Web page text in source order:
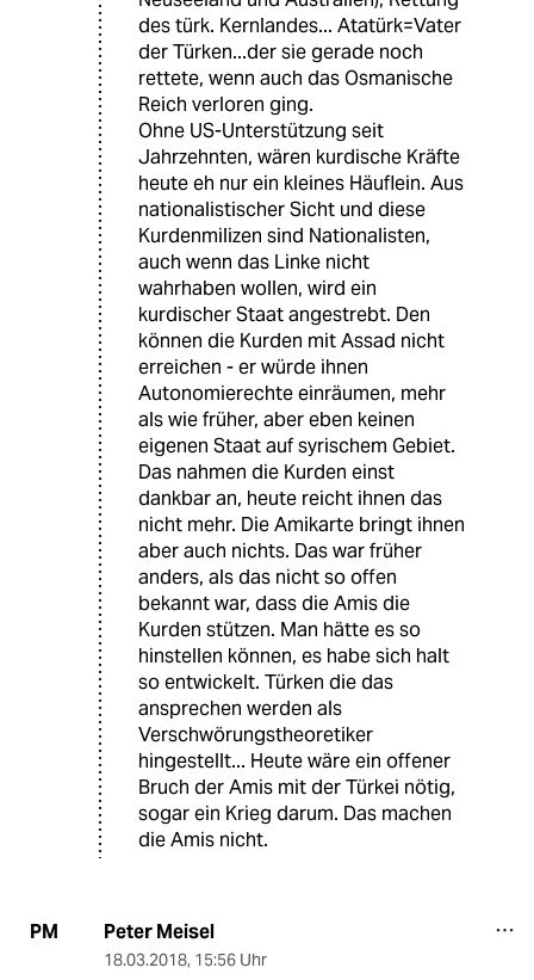
des türk. Kernlandes... Atatürk=Vater
der Türken...der sie gerade noch
rettete, wenn auch das Osmanische
Reich verloren ging.
Ohne US-Unterstützung seit
Jahrzehnten, wären kurdische Kräfte
heute eh nur ein kleines Häuflein. Aus
nationalistischer Sicht und diese
Kurdenmilizen sind Nationalisten,
auch wenn das Linke nicht
wahrhaben wollen, wird ein
kurdischer Staat angestrebt. Den
können die Kurden mit Assad nicht
erreichen - er würde ihnen
Autonomierechte einräumen, mehr
als wie früher, aber eben keinen
eigenen Staat auf syrischem Gebiet.
Das nahmen die Kurden einst
dankbar an, heute reicht ihnen das
nicht mehr. Die Amikarte bringt ihnen
aber auch nichts. Das war früher
anders, als das nicht so offen
bekannt war, dass die Amis die
Kurden stützen. Man hätte es so
hinstellen können, es habe sich halt
so entwickelt. Türken die das
ansprechen werden als
Verschwörungstheoretiker
hingestellt... Heute wäre ein offener
Bruch der Amis mit der Türkei nötig,
sogar ein Krieg darum. Das machen
die Amis nicht.
PM Peter Meisel
18.03.2018, 15:56 Uhr